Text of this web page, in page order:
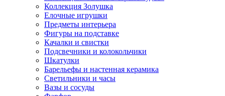
Коллекция Золушка
Елочные игрушки
Предметы интерьера
Фигуры на подставке
Качалки и свистки
Подсвечники и колокольчики
Шкатулки
Барельефы и настенная керамика
Светильники и часы
Вазы и сосуды